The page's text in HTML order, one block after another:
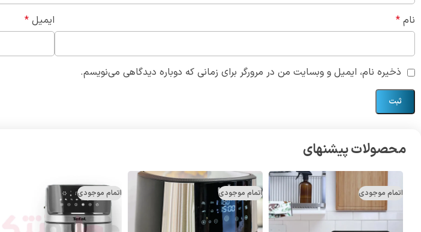
نام * ایمیل *
ذخیره نام، ایمیل و وبسایت من در مرورگر برای زمانی که دوباره دیدگاهی می‌نویسم.
محصولات پیشنهای
اتمام موجودی اتمام موجودی اتمام موجودی